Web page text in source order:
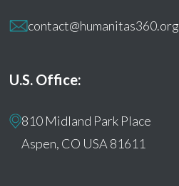
contact@humanitas360.org
U.S. Office:
810 Midland Park Place
Aspen, CO USA 81611